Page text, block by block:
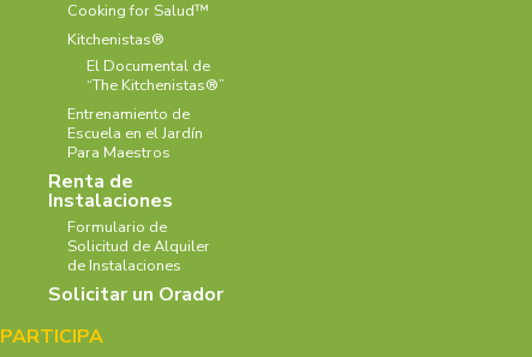
Cooking for Salud™
Kitchenistas®
El Documental de
“The Kitchenistas®”
Entrenamiento de
Escuela en el Jardín
Para Maestros
Renta de
Instalaciones
Formulario de
Solicitud de Alquiler
de Instalaciones
Solicitar un Orador
PARTICIPA